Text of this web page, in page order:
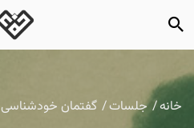
خانه جلسات گفتمان خودشناسی